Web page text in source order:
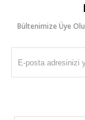
Bültenimize Üye